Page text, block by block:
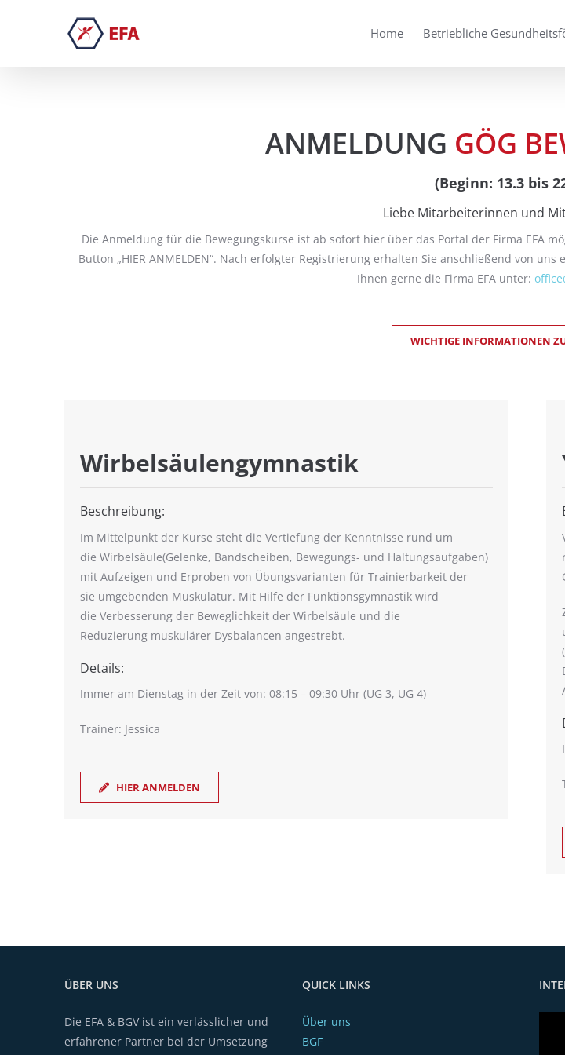
Home Betriebliche
ANMELDUNG GÖG
(Beginn: 13.3 bis
Liebe Mitarbeiterinnen und
Die Anmeldung für die Bewegungskurse ist ab sofort hier über das Portal der Firma EFA
Button „HIER ANMELDEN“. Nach erfolgter Registrierung erhalten Sie anschließend von
Ihnen gerne die Firma EFA unter:
WICHTIGE INFORMATIONEN
Wirbelsäulengymnastik
Beschreibung:
Im Mittelpunkt der Kurse steht die Vertiefung der Kenntnisse rund um
die Wirbelsäule(Gelenke, Bandscheiben, Bewegungs- und Haltungsaufgaben)
mit Aufzeigen und Erproben von Übungsvarianten für Trainierbarkeit der
sie umgebenden Muskulatur. Mit Hilfe der Funktionsgymnastik wird
die Verbesserung der Beweglichkeit der Wirbelsäule und die
Reduzierung muskulärer Dysbalancen angestrebt.
Details:
Immer am Dienstag in der Zeit von: 08:15 – 09:30 Uhr (UG 3, UG 4)
Trainer: Jessica
HIER ANMELDEN
ÜBER UNS
Die EFA & BGV ist ein verlässlicher und
erfahrener Partner bei der Umsetzung
QUICK LINKS
Über uns
BGF